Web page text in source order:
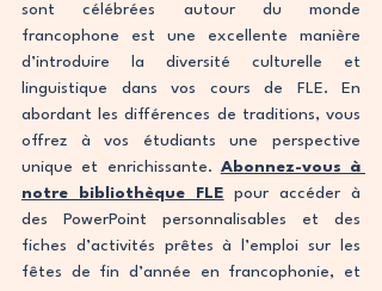
sont célébrées autour du monde
francophone est une excellente manière
d’introduire la diversité culturelle et
linguistique dans vos cours de FLE. En
abordant les différences de traditions, vous
offrez à vos étudiants une perspective
unique et enrichissante. Abonnez-vous à
notre bibliothèque FLE pour accéder à
des PowerPoint personnalisables et des
fiches d’activités prêtes à l’emploi sur les
fêtes de fin d’année en francophonie, et